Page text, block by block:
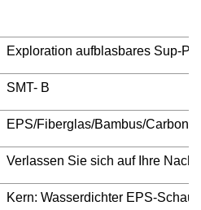
Exploration aufblasbares Sup-
SMT- B
EPS/Fiberglas/Bambus/Carbon/
Verlassen Sie sich auf Ihre
Kern: Wasserdichter EPS-